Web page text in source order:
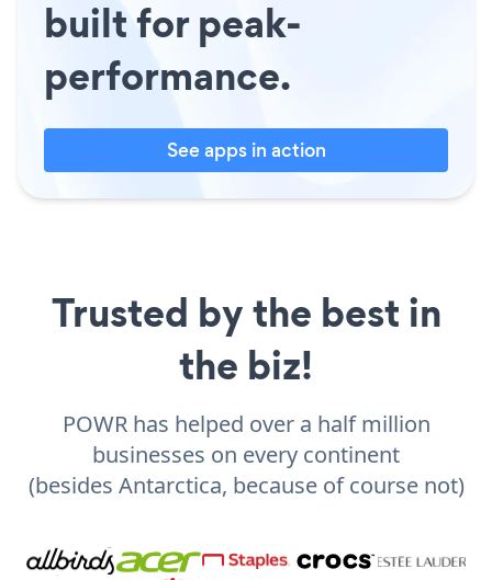
built for peak-
performance.
See apps in action
Trusted by the best in
the biz!
POWR has helped over a half million
businesses on every continent
(besides Antarctica, because of course not)